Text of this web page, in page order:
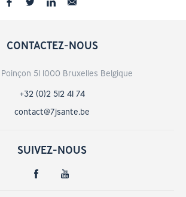
CONTACTEZ-NOUS
51 1000 Bruxelles Belgique
+32 (0)2 512 41 74
contact@7jsante.be
SUIVEZ-NOUS